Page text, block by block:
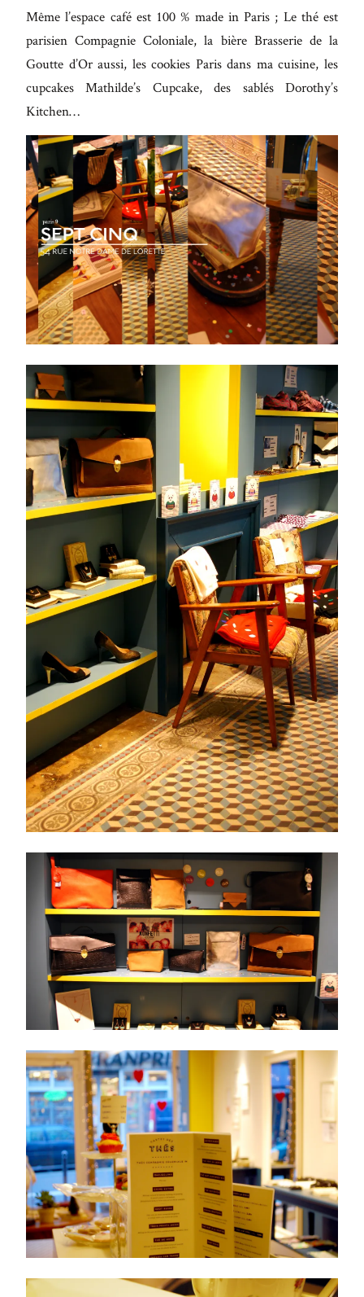
Même l’espace café est 100 % made in Paris ; Le thé est
parisien Compagnie Coloniale, la bière Brasserie de la
Goutte d’Or aussi, les cookies Paris dans ma cuisine, les
cupcakes Mathilde’s Cupcake, des sablés Dorothy’s
Kitchen…
magna
mollis
euismod.